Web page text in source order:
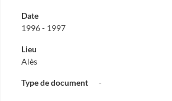
Date
1996 - 1997
Lieu
Alès
Type de document -